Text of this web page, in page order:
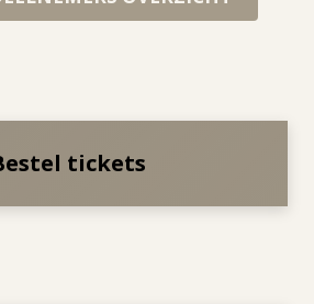
tickets